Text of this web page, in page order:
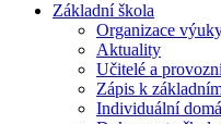
Základní škola
Organizace
Aktuality
Učitelé a
Zápis k
Individuální